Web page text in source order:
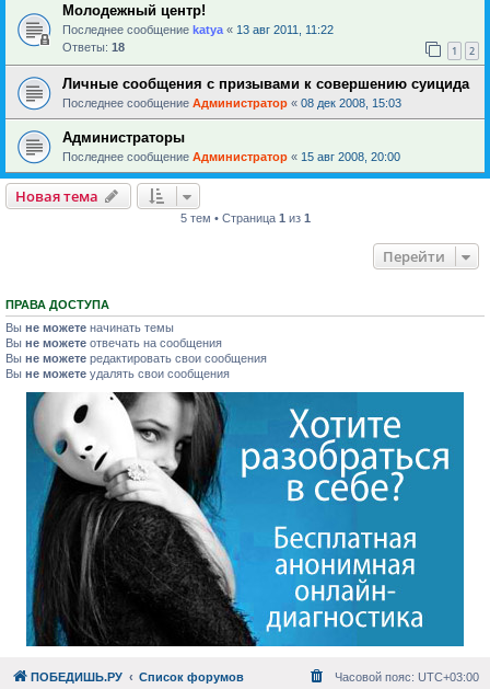
Молодежный центр!
Последнее сообщение katya « 13 авг 2011, 11:22
Ответы: 18 1 2
Личные сообщения с призывами к совершению суицида
Последнее сообщение Администратор « 08 дек 2008, 15:03
Администраторы
Последнее сообщение Администратор « 15 авг 2008, 20:00
Новая тема
5 тем • Страница 1 из 1
Перейти
ПРАВА ДОСТУПА
Вы не можете начинать темы
Вы не можете отвечать на сообщения
Вы не можете редактировать свои сообщения
Вы не можете удалять свои сообщения
ПОБЕДИШЬ.РУ Список форумов Часовой пояс: UTC+03:00